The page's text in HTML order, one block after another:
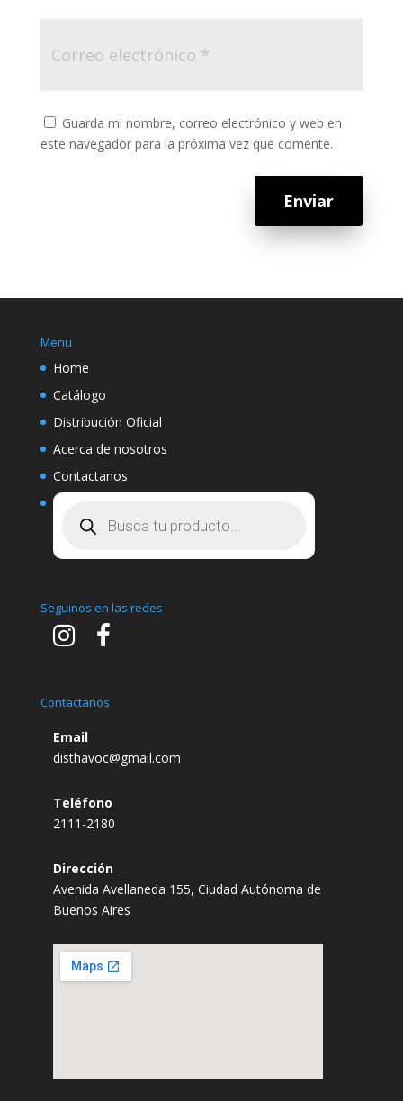
Guarda mi nombre, correo electrónico y web en
este navegador para la próxima vez que comente.
Enviar
Menu
Home
Catálogo
Distribución Oficial
Acerca de nosotros
Contactanos
Seguinos en las redes
Contactanos
Email
disthavoc@gmail.com
Teléfono
2111-2180
Dirección
Avenida Avellaneda 155, Ciudad Autónoma de
Buenos Aires